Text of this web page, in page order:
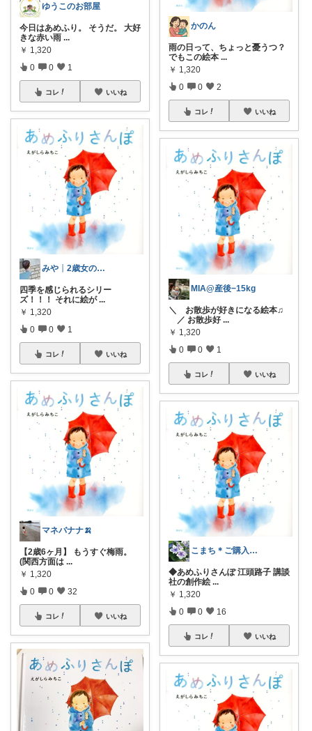
ゆうこのお部屋
今日はあめふり。 そうだ。 大好
きな赤い雨 ...
￥ 1,320
0 0 1
コレ いいね
みや┊︎2歳女の子ママ👧🏻
四季を感じられるシリー
ズ！！！ それに絵が ...
￥ 1,320
0 0 1
コレ いいね
マネバナナ🍌
【2歳6ヶ月】 もうすぐ梅雨。
(関西方面は ...
￥ 1,320
0 0 32
コレ いいね
かのん
雨の日って、ちょっと憂うつ？
でもこの絵本 ...
￥ 1,320
0 0 2
コレ いいね
MIA@産後−15kg
＼ お散歩が好きになる絵本♫
／ お散歩好 ...
￥ 1,320
0 0 1
コレ いいね
こまち＊ご購入感謝です💐✨
◆あめふりさんぽ 江頭路子 講談
社の創作絵 ...
￥ 1,320
0 0 16
コレ いいね